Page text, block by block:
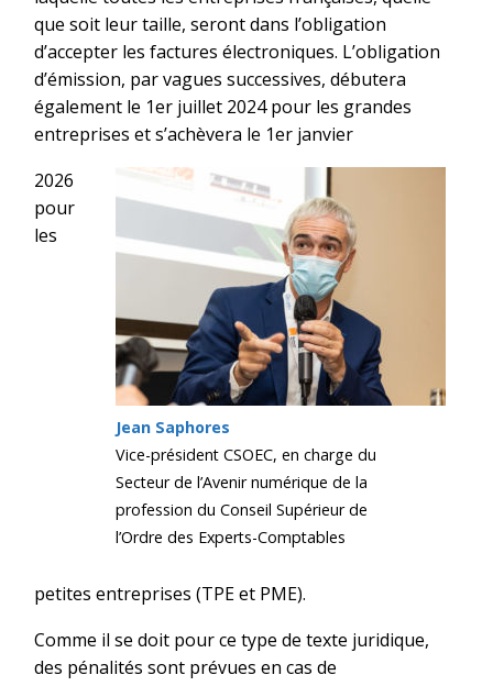
que soit leur taille, seront dans l’obligation
d’accepter les factures électroniques. L’obligation
d’émission, par vagues successives, débutera
également le 1er juillet 2024 pour les grandes
entreprises et s’achèvera le 1er janvier
Jean Saphores
Vice-président CSOEC, en charge du
Secteur de l’Avenir numérique de la
profession du Conseil Supérieur de
l’Ordre des Experts-Comptables
2026
pour
les
petites entreprises (TPE et PME).
Comme il se doit pour ce type de texte juridique,
des pénalités sont prévues en cas de